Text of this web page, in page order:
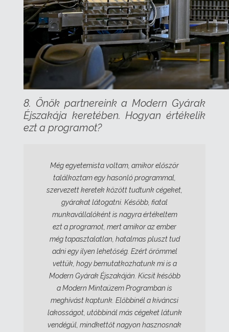
8. Önök partnereink a Modern Gyárak
Éjszakája keretében. Hogyan értékelik
ezt a programot?
Még egyetemista voltam, amikor először
találkoztam egy hasonló programmal,
szervezett keretek között tudtunk cégeket,
gyárakat látogatni. Később, fiatal
munkavállalóként is nagyra értékeltem
ezt a programot, mert amikor az ember
még tapasztalatlan, hatalmas pluszt tud
adni egy ilyen lehetőség. Ezért örömmel
vettük, hogy bemutatkozhatunk mi is a
Modern Gyárak Éjszakáján. Kicsit később
a Modern Mintaüzem Programban is
meghívást kaptunk. Előbbinél a kíváncsi
lakosságot, utóbbinál más cégeket látunk
vendégül, mindkettőt nagyon hasznosnak